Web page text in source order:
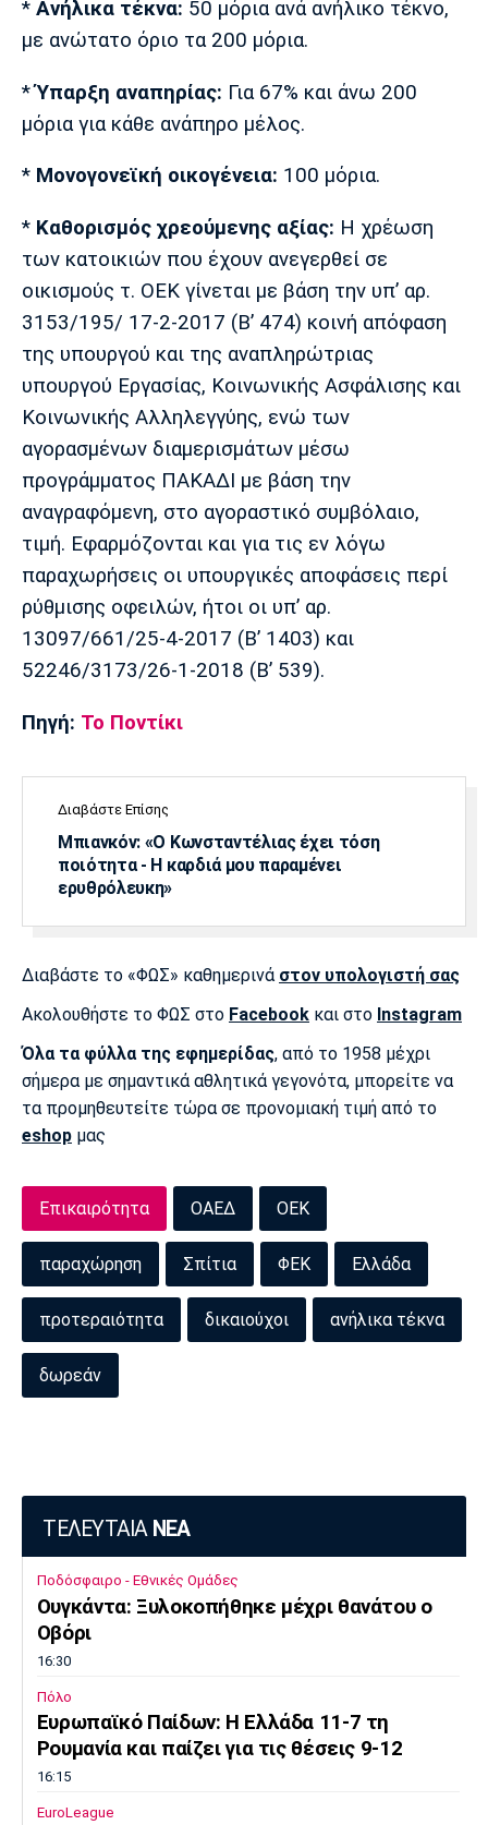
* Ανήλικα τέκνα: 50 μόρια ανά ανήλικο τέκνο,
με ανώτατο όριο τα 200 μόρια.
*Ύπαρξη αναπηρίας: Για 67% και άνω 200
μόρια για κάθε ανάπηρο μέλος.
* Μονογονεϊκή οικογένεια: 100 μόρια.
* Καθορισμός χρεούμενης αξίας: Η χρέωση
των κατοικιών που έχουν ανεγερθεί σε
οικισμούς τ. ΟΕΚ γίνεται με βάση την υπ’ αρ.
3153/195/ 17-2-2017 (Β’ 474) κοινή απόφαση
της υπουργού και της αναπληρώτριας
υπουργού Εργασίας, Κοινωνικής Ασφάλισης και
Κοινωνικής Αλληλεγγύης, ενώ των
αγορασμένων διαμερισμάτων μέσω
προγράμματος ΠΑΚΑΔΙ με βάση την
αναγραφόμενη, στο αγοραστικό συμβόλαιο,
τιμή. Εφαρμόζονται και για τις εν λόγω
παραχωρήσεις οι υπουργικές αποφάσεις περί
ρύθμισης οφειλών, ήτοι οι υπ’ αρ.
13097/661/25-4-2017 (Β’ 1403) και
52246/3173/26-1-2018 (Β’ 539).
Πηγή: Το Ποντίκι
Διαβάστε Επίσης
Μπιανκόν: «Ο Κωνσταντέλιας έχει τόση
ποιότητα - Η καρδιά μου παραμένει
ερυθρόλευκη»
Διαβάστε το «ΦΩΣ» καθημερινά στον υπολογιστή σας
Ακολουθήστε το ΦΩΣ στο Facebook και στο Instagram
Όλα τα φύλλα της εφημερίδας, από το 1958 μέχρι
σήμερα με σημαντικά αθλητικά γεγονότα, μπορείτε να
τα προμηθευτείτε τώρα σε προνομιακή τιμή από το
eshop μας
Επικαιρότητα ΟΑΕΔ ΟΕΚ
παραχώρηση Σπίτια ΦΕΚ Ελλάδα
προτεραιότητα δικαιούχοι ανήλικα τέκνα
δωρεάν
ΤΕΛΕΥΤΑΙΑ ΝΕΑ
Ποδόσφαιρο - Εθνικές Ομάδες
Ουγκάντα: Ξυλοκοπήθηκε μέχρι θανάτου ο
Οβόρι
16:30
Πόλο
Ευρωπαϊκό Παίδων: Η Ελλάδα 11-7 τη
Ρουμανία και παίζει για τις θέσεις 9-12
16:15
EuroLeague